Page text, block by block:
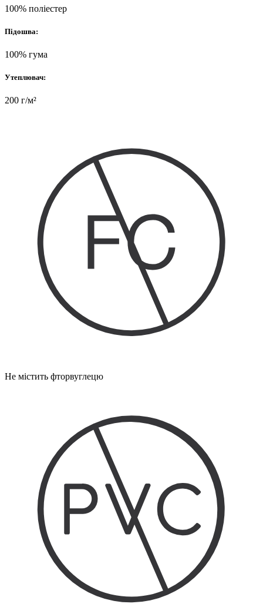
100% поліестер
Підошва:
100% гума
Утеплювач:
200 г/м²
Не містить фторвуглецю